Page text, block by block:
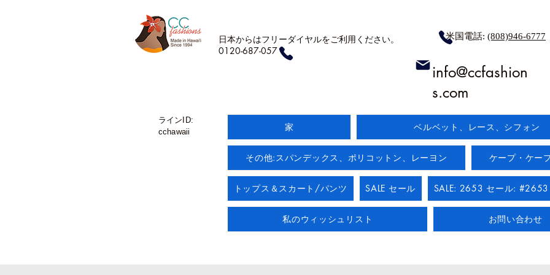
日本からはフリーダイヤルをご利用ください。
0120-687-057
info@ccfashion
s.com
米国電話: (808)946-6777
ラインID:
cchawaii
家 ベルベット、レース、シフォン
その他:スパンデックス、ポリコットン、レーヨン ケープ・ケー
トップス＆スカート/パンツ SALE セール SALE: 2653 セール: #2653
私のウィッシュリスト お問い合わせ